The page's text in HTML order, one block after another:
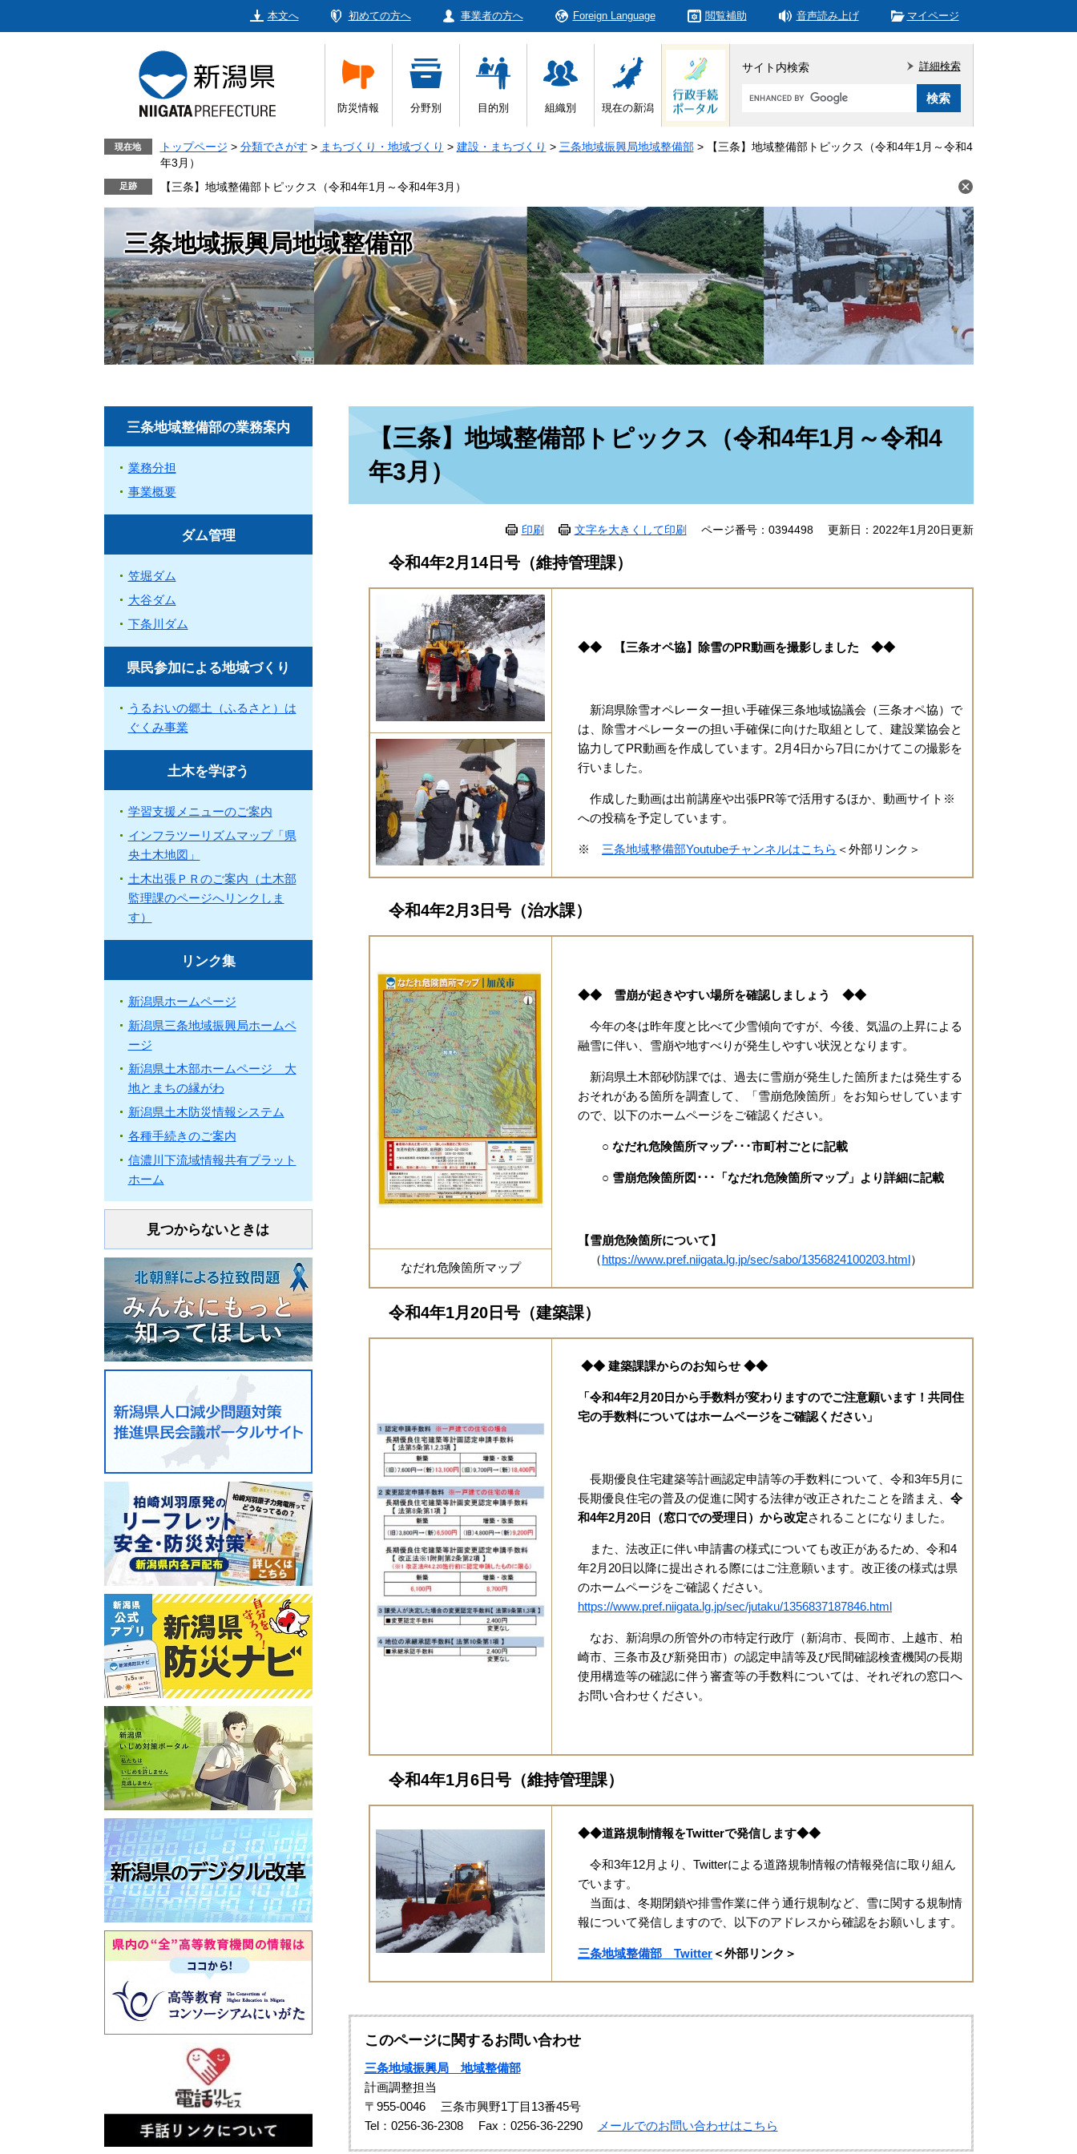
本文へ 初めての方へ 事業者の方へ Foreign Language 閲覧補助 音声読み上げ マイページ
防災情報 分野別 目的別 組織別 現在の新潟
サイト内検索
Google
タ
ム
詳細検索
現在地 トップページ > 分類でさがす > まちづくり・地域づくり > 建設・まちづくり > 三条地域振興局地域整備部 >
【三条】地域整備部トピックス（令和4年1月～令和4
年3月）
【三条】地域整備部トピックス（令和4年1月～令和4年3月）
三条地域振興局地域整備部
【三条】地域整備部トピックス（令和4年1月～令和4
年3月）
印刷 文字を大きくして印刷 ページ番号：0394498 更新日：2022年1月20日更新
令和4年2月14日号（維持管理課）
◆◆ 【三条オペ協】除雪のPR動画を撮影しました ◆◆
新潟県除雪オペレーター担い手確保三条地域協議会（三条オペ協）で
は、除雪オペレーターの担い手確保に向けた取組として、建設業協会と
協力してPR動画を作成しています。2月4日から7日にかけてこの撮影を
行いました。
作成した動画は出前講座や出張PR等で活用するほか、動画サイト※
への投稿を予定しています。
※ 三条地域整備部Youtubeチャンネルはこちら ＜外部リンク＞
令和4年2月3日号（治水課）
◆◆ 雪崩が起きやすい場所を確認しましょう ◆◆
今年の冬は昨年度と比べて少雪傾向ですが、今後、気温の上昇による
融雪に伴い、雪崩や地すべりが発生しやすい状況となります。
新潟県土木部砂防課では、過去に雪崩が発生した箇所または発生する
おそれがある箇所を調査して、「雪崩危険箇所」をお知らせしています
ので、以下のホームページをご確認ください。
○ なだれ危険箇所マップ･･･市町村ごとに記載
○ 雪崩危険箇所図･･･「なだれ危険箇所マップ」より詳細に記載
【雪崩危険箇所について】
（https://www.pref.niigata.lg.jp/sec/sabo/1356824100203.html）
なだれ危険箇所マップ
令和4年1月20日号（建築課）
◆◆ 建築課課からのお知らせ ◆◆
「令和4年2月20日から手数料が変わりますのでご注意願います！共同住
宅の手数料についてはホームページをご確認ください」
長期優良住宅建築等計画認定申請等の手数料について、令和3年5月に
長期優良住宅の普及の促進に関する法律が改正されたことを踏まえ、 令
和4年2月20日（窓口での受理日）から改定されることになりました。
また、法改正に伴い申請書の様式についても改正があるため、令和4
年2月20日以降に提出される際にはご注意願います。改正後の様式は県
のホームページをご確認ください。
https://www.pref.niigata.lg.jp/sec/jutaku/1356837187846.html
なお、新潟県の所管外の市特定行政庁（新潟市、長岡市、上越市、柏
崎市、三条市及び新発田市）の認定申請等及び民間確認検査機関の長期
使用構造等の確認に伴う審査等の手数料については、それぞれの窓口へ
お問い合わせください。
令和4年1月6日号（維持管理課）
◆◆道路規制情報をTwitterで発信します◆◆
令和3年12月より、Twitterによる道路規制情報の情報発信に取り組ん
でいます。
当面は、冬期閉鎖や排雪作業に伴う通行規制など、雪に関する規制情
報について発信しますので、以下のアドレスから確認をお願いします。
三条地域整備部 Twitter＜外部リンク＞
このページに関するお問い合わせ
三条地域振興局 地域整備部
計画調整担当
〒955-0046
三条市興野1丁目13番45号
Tel：0256-36-2308
Fax：0256-36-2290 メールでのお問い合わせはこちら
三条地域整備部の業務案内
業務分担
事業概要
ダム管理
笠堀ダム
大谷ダム
下条川ダム
県民参加による地域づくり
うるおいの郷土（ふるさと）は
ぐくみ事業
土木を学ぼう
学習支援メニューのご案内
インフラツーリズムマップ「県
央土木地図」
土木出張ＰＲのご案内（土木部
監理課のページへリンクしま
す）
リンク集
新潟県ホームページ
新潟県三条地域振興局ホームペ
ージ
新潟県土木部ホームページ 大
地とまちの縁がわ
新潟県土木防災情報システム
各種手続きのご案内
信濃川下流域情報共有プラット
ホーム
見つからないときは